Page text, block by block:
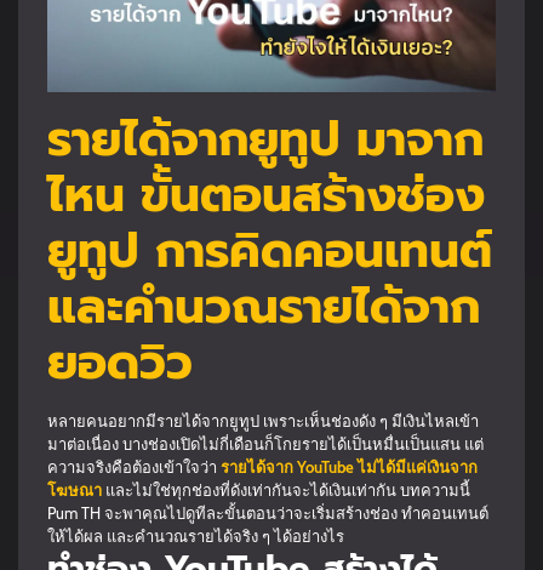
รายได้จากยูทูป มาจาก
ไหน ขั้นตอนสร้างช่อง
ยูทูป การคิดคอนเทนต์
และคำนวณรายได้จาก
ยอดวิว
หลายคนอยากมีรายได้จากยูทูป เพราะเห็นช่องดัง ๆ มีเงินไหลเข้า
มาต่อเนื่อง บางช่องเปิดไม่กี่เดือนก็โกยรายได้เป็นหมื่นเป็นแสน แต่
ความจริงคือต้องเข้าใจว่า รายได้จาก YouTube ไม่ได้มีแค่เงินจาก
โฆษณา และไม่ใช่ทุกช่องที่ดังเท่ากันจะได้เงินเท่ากัน บทความนี้
Pum TH จะพาคุณไปดูทีละขั้นตอนว่าจะเริ่มสร้างช่อง ทำคอนเทนต์
ให้ได้ผล และคำนวณรายได้จริง ๆ ได้อย่างไร